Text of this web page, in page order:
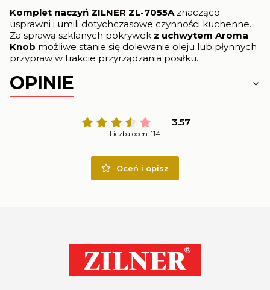
Komplet naczyń ZILNER ZL-7055Aznacząco
usprawni i umili dotychczasowe czynności kuchenne.
Za sprawą szklanych pokrywek z uchwytem Aroma
Knob możliwe stanie się dolewanie oleju lub płynnych
przypraw w trakcie przyrządzania posiłku.
OPINIE
3.57
Liczba ocen: 114
Oceń i opisz